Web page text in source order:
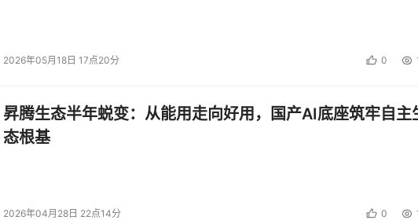
2026年05月18日 17点20分 0
昇腾生态半年蜕变：从能用走向好用，国产AI底座筑牢自主
态根基
2026年04月28日 22点14分 0